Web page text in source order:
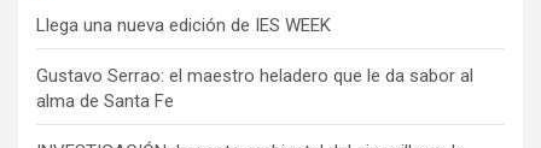
Llega una nueva edición de IES WEEK
Gustavo Serrao: el maestro heladero que le da sabor al
alma de Santa Fe